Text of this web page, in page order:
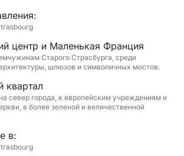
темп круиза позволяет
архитектурой, историческими
пропитанными историей, и
насладиться каждым мгновением.
опыт делает тонкое сочетание
и эстетики. Лодка
винтажными линиями и
идеально подходит для
прогулки, отдыха с семьей или
центр и Маленькая Франция
Старого Страсбурга, среди
шлюзов и символичных мостов.
квартал
север города, к европейским учреждениям и
в более зеленой и величественной
в: